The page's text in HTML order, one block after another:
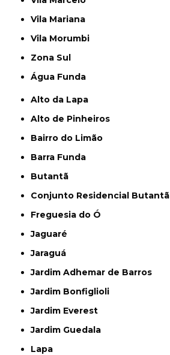
Vila Mariana
Vila Morumbi
Zona Sul
Água Funda
Alto da Lapa
Alto de Pinheiros
Bairro do Limão
Barra Funda
Butantã
Conjunto Residencial Butantã
Freguesia do Ó
Jaguaré
Jaraguá
Jardim Adhemar de Barros
Jardim Bonfiglioli
Jardim Everest
Jardim Guedala
Lapa